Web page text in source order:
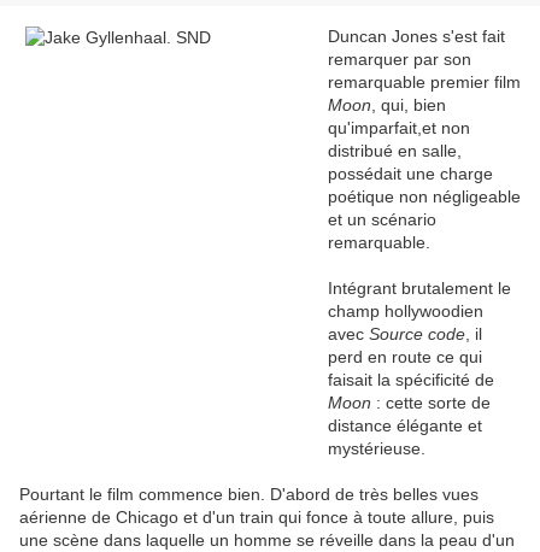
Duncan Jones s'est fait
remarquer par son
remarquable premier film
Moon , qui, bien
qu'imparfait,et non
distribué en salle,
possédait une charge
poétique non négligeable
et un scénario
remarquable.
Intégrant brutalement le
champ hollywoodien
avec Source code , il
perd en route ce qui
faisait la spécificité de
Moon : cette sorte de
distance élégante et
mystérieuse.
Pourtant le film commence bien. D'abord de très belles vues
aérienne de Chicago et d'un train qui fonce à toute allure, puis
une scène dans laquelle un homme se réveille dans la peau d'un